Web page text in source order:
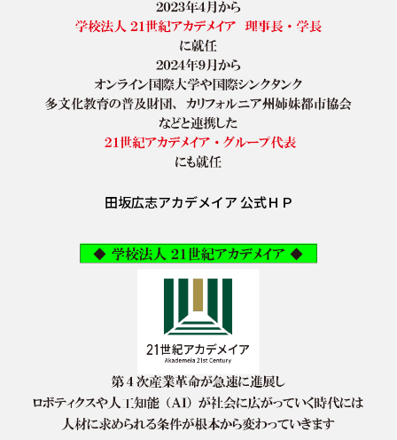
田坂広志アカデメイア 公式ＨＰ